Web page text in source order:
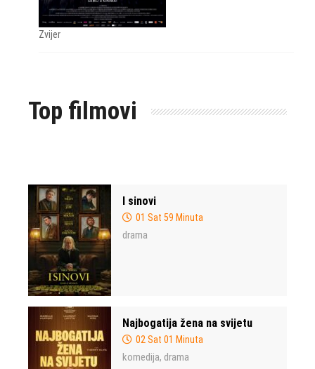
Zvijer
Top filmovi
I sinovi
01 Sat 59 Minuta
drama
Najbogatija žena na svijetu
02 Sat 01 Minuta
komedija, drama